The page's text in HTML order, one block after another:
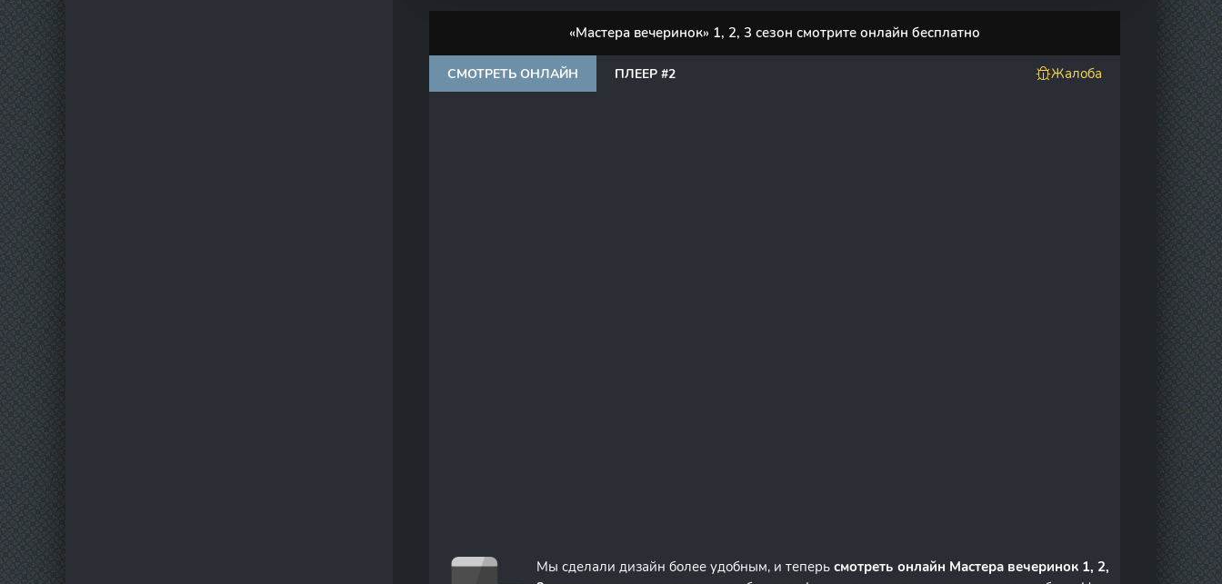
«Мастера вечеринок» 1, 2, 3 сезон смотрите онлайн бесплатно
СМОТРЕТЬ ОНЛАЙН ПЛЕЕР #2 Жалоба
Мы сделали дизайн более удобным, и теперьсмотреть онлайн Мастера вечеринок 1, 2,